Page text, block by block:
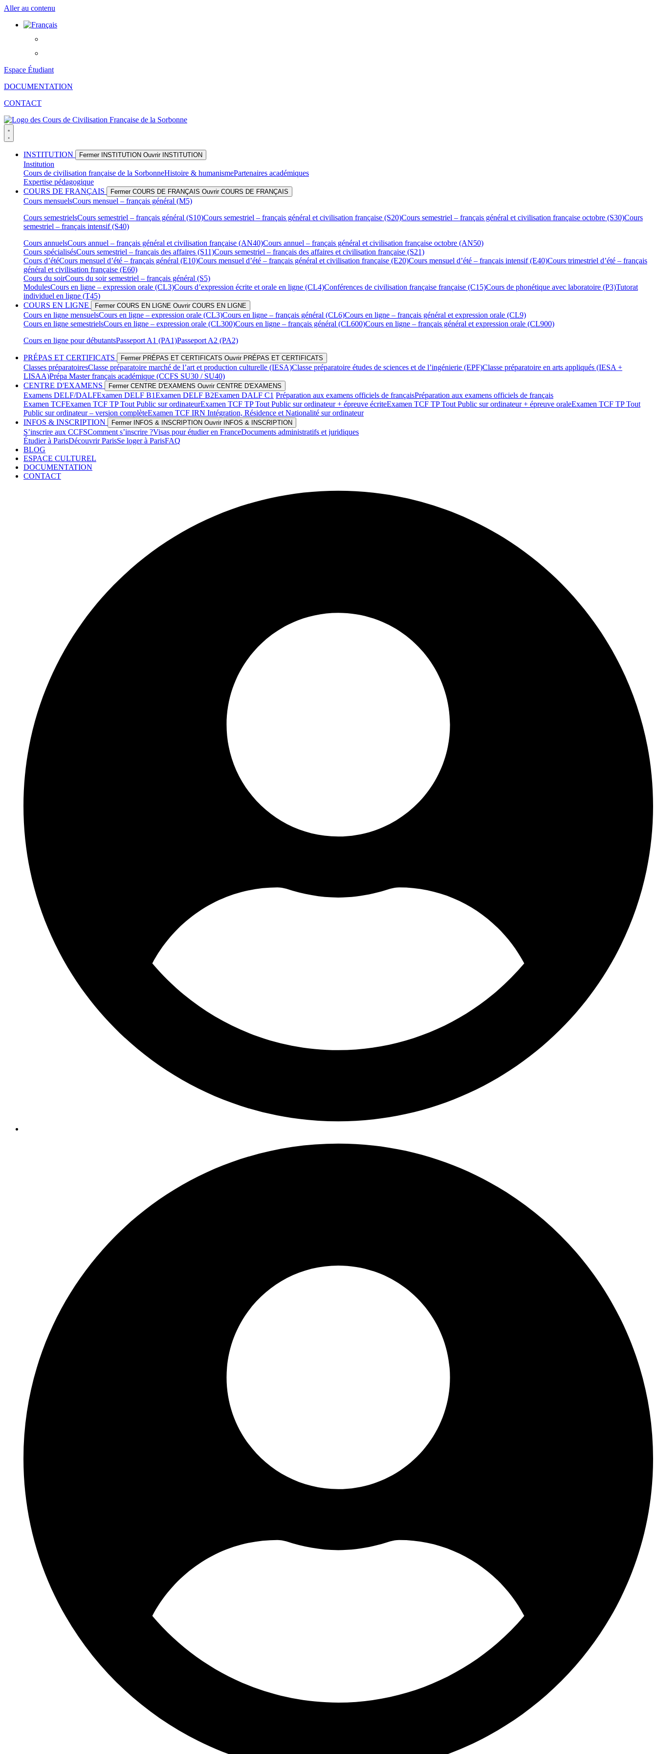
Aller au contenu
Espace Étudiant
DOCUMENTATION
CONTACT
INSTITUTION Fermer INSTITUTION Ouvrir INSTITUTION
Institution
Cours de civilisation française de la SorbonneHistoire & humanismePartenaires académiques
Expertise pédagogique
COURS DE FRANÇAIS
Fermer COURS DE FRANÇAIS Ouvrir COURS DE FRANÇAIS
Cours mensuelsCours mensuel – français général (M5)
Cours semestrielsCours semestriel – français général (S10)Cours semestriel – français général et civilisation française (S20)Cours semestriel – français général et civilisation française octobre (S30)Cours
semestriel – français intensif (S40)
Cours annuelsCours annuel – français général et civilisation française (AN40)Cours annuel – français général et civilisation française octobre (AN50)
Cours spécialisésCours semestriel – français des affaires (S11)Cours semestriel – français des affaires et civilisation française (S21)
Cours d’étéCours mensuel d’été – français général (E10)Cours mensuel d’été – français général et civilisation française (E20)Cours mensuel d’été – français intensif (E40)Cours trimestriel d’été – français
général et civilisation française (E60)
Cours du soirCours du soir semestriel – français général (S5)
ModulesCours en ligne – expression orale (CL3)Cours d’expression écrite et orale en ligne (CL4)Conférences de civilisation française française (C15)Cours de phonétique avec laboratoire (P3)Tutorat
individuel en ligne (T45)
COURS EN LIGNE
Fermer COURS EN LIGNE Ouvrir COURS EN LIGNE
Cours en ligne mensuelsCours en ligne – expression orale (CL3)Cours en ligne – français général (CL6)Cours en ligne – français général et expression orale (CL9)
Cours en ligne semestrielsCours en ligne – expression orale (CL300)Cours en ligne – français général (CL600)Cours en ligne – français général et expression orale (CL900)
Cours en ligne pour débutantsPasseport A1 (PA1)Passeport A2 (PA2)
PRÉPAS ET CERTIFICATS Fermer PRÉPAS ET CERTIFICATS Ouvrir PRÉPAS ET CERTIFICATS
Classes préparatoiresClasse préparatoire marché de l’art et production culturelle (IESA)Classe préparatoire études de sciences et de l’ingénierie (EPF)Classe préparatoire en arts appliqués (IESA +
LISAA)Prépa Master français académique (CCFS SU30 / SU40)
CENTRE D'EXAMENS
Fermer CENTRE D'EXAMENS Ouvrir CENTRE D'EXAMENS
Examens DELF/DALFExamen DELF B1Examen DELF B2Examen DALF C1 Préparation aux examens officiels de françaisPréparation aux examens officiels de français
Examen TCFExamen TCF TP Tout Public sur ordinateurExamen TCF TP Tout Public sur ordinateur + épreuve écriteExamen TCF TP Tout Public sur ordinateur + épreuve oraleExamen TCF TP Tout
Public sur ordinateur – version complèteExamen TCF IRN Intégration, Résidence et Nationalité sur ordinateur
INFOS & INSCRIPTION
Fermer INFOS & INSCRIPTION Ouvrir INFOS & INSCRIPTION
S’inscrire aux CCFSComment s’inscrire ?Visas pour étudier en FranceDocuments administratifs et juridiques
Étudier à ParisDécouvrir ParisSe loger à ParisFAQ
BLOG
ESPACE CULTUREL
DOCUMENTATION
CONTACT